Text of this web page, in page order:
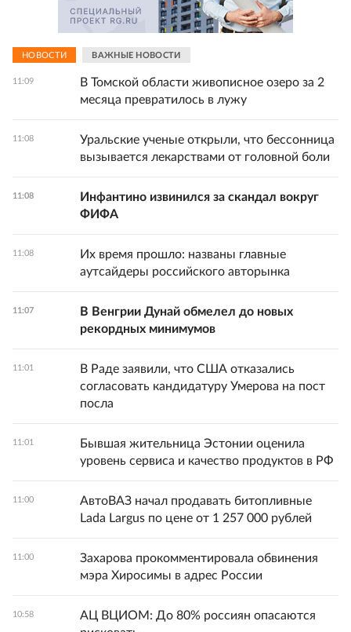
НОВОСТИ ВАЖНЫЕ НОВОСТИ
11:09
В Томской области живописное озеро за 2
месяца превратилось в лужу
11:08
Уральские ученые открыли, что бессонница
вызывается лекарствами от головной боли
11:08
Инфантино извинился за скандал вокруг
ФИФА
11:08
Их время прошло: названы главные
аутсайдеры российского авторынка
11:07
В Венгрии Дунай обмелел до новых
рекордных минимумов
11:01
В Раде заявили, что США отказались
согласовать кандидатуру Умерова на пост
посла
11:01
Бывшая жительница Эстонии оценила
уровень сервиса и качество продуктов в РФ
11:00
АвтоВАЗ начал продавать битопливные
Lada Largus по цене от 1 257 000 рублей
11:00
Захарова прокомментировала обвинения
мэра Хиросимы в адрес России
10:58
АЦ ВЦИОМ: До 80% россиян опасаются